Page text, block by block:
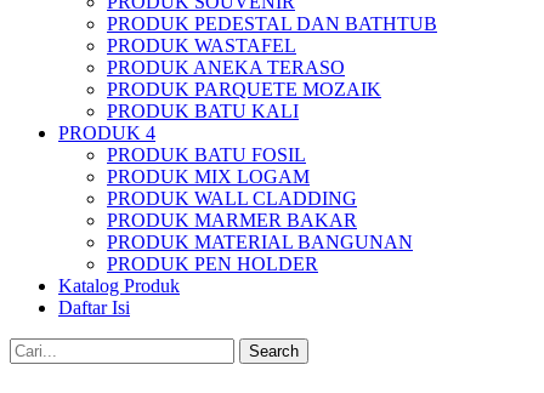
PRODUK PEDESTAL DAN BATHTUB
PRODUK WASTAFEL
PRODUK ANEKA TERASO
PRODUK PARQUETE MOZAIK
PRODUK BATU KALI
PRODUK 4
PRODUK BATU FOSIL
PRODUK MIX LOGAM
PRODUK WALL CLADDING
PRODUK MARMER BAKAR
PRODUK MATERIAL BANGUNAN
PRODUK PEN HOLDER
Katalog Produk
Daftar Isi
Search